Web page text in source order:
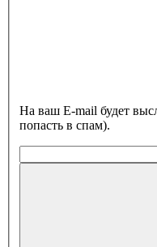
На ваш E-mail будет
попасть в спам).